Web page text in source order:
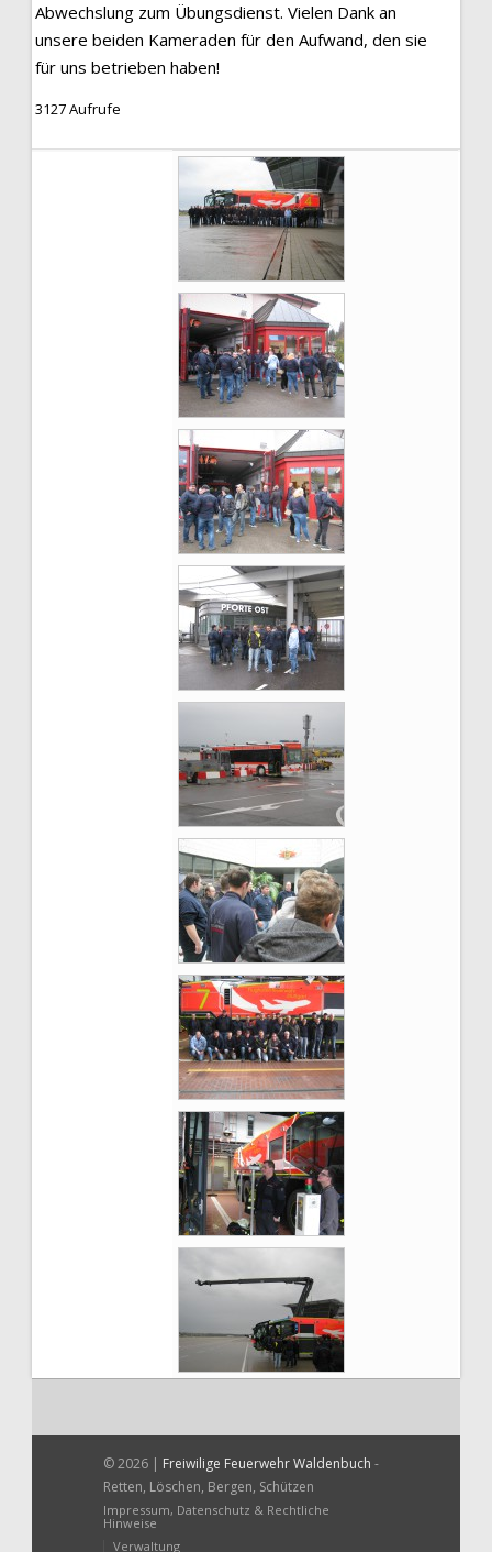
Abwechslung zum Übungsdienst. Vielen Dank an
unsere beiden Kameraden für den Aufwand, den sie
für uns betrieben haben!
3127 Aufrufe
© 2026 | Freiwilige Feuerwehr Waldenbuch -
Retten, Löschen, Bergen, Schützen
Impressum, Datenschutz & Rechtliche
Hinweise
Verwaltung